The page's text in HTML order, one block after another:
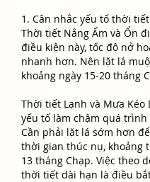
1. Cân nhắc yếu tố thời tiết
Thời tiết Nắng Ấm và Ổn
điều kiện này, tốc độ nở
nhanh hơn. Nên lặt lá
khoảng ngày 15-20 tháng
Thời tiết Lạnh và Mưa Kéo
yếu tố làm chậm quá trình
Cần phải lặt lá sớm hơn
thời gian thúc nụ, khoảng
13 tháng Chạp. Việc theo
thời tiết dài hạn là điều